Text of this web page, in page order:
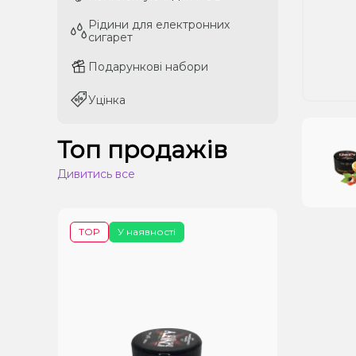
Рідини для електронних
сигарет
Подарункові набори
Уцінка
Рідини для електронних
сигарет
Подарункові набори
Уцінка
Топ продажів
Дивитись все
У наявності
TOP